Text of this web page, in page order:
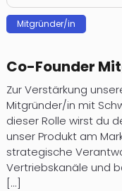
Mitgründer/in
Co-Founder
Zur Verstärkung
Mitgründer/in mit
dieser Rolle wirst du
unser Produkt am
strategische
Vertriebskanäle und
[...]